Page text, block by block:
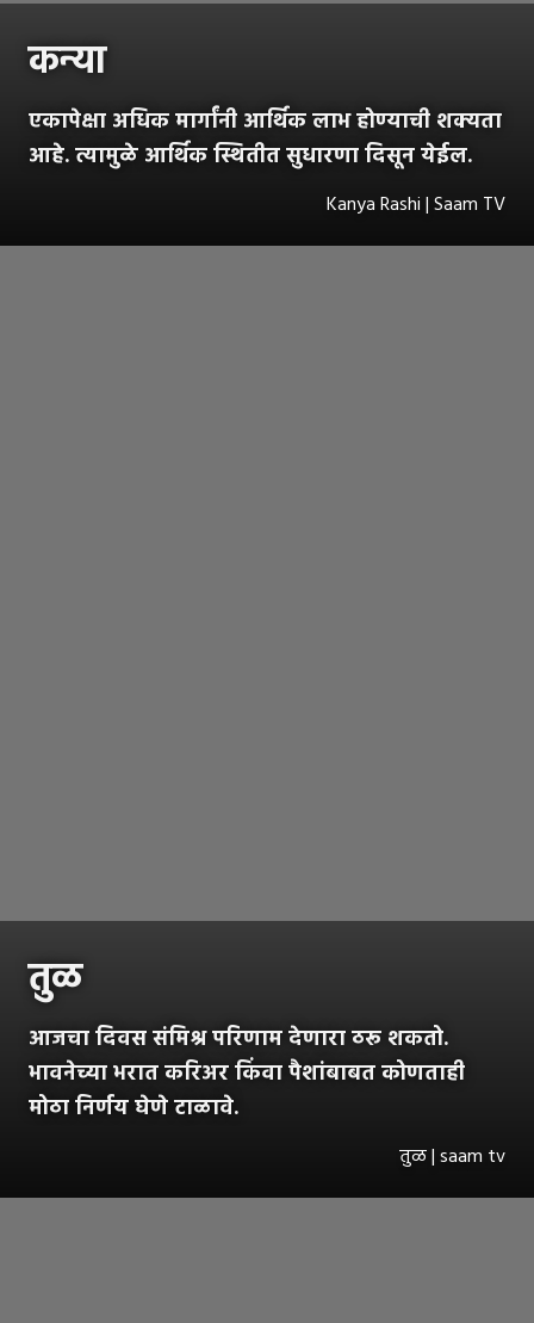
कन्या
एकापेक्षा अधिक मार्गांनी आर्थिक लाभ होण्याची शक्यता
आहे. त्यामुळे आर्थिक स्थितीत सुधारणा दिसून येईल.
Kanya Rashi | Saam TV
तुळ
आजचा दिवस संमिश्र परिणाम देणारा ठरू शकतो.
भावनेच्या भरात करिअर किंवा पैशांबाबत कोणताही
मोठा निर्णय घेणे टाळावे.
तुळ | saam tv